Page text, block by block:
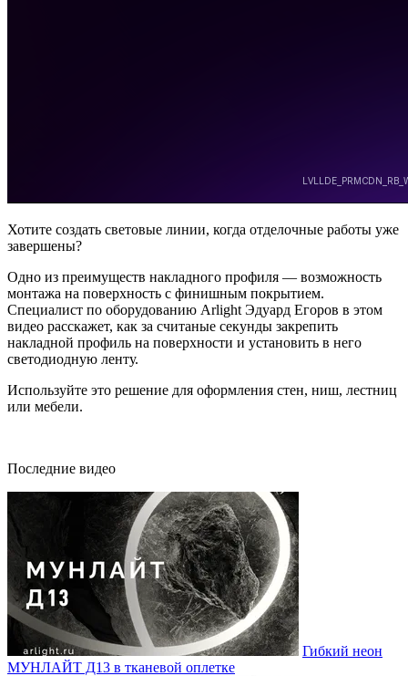
Хотите создать световые линии, когда отделочные работы уже
завершены?
Одно из преимуществ накладного профиля — возможность
монтажа на поверхность с финишным покрытием.
Специалист по оборудованию Arlight Эдуард Егоров в этом
видео расскажет, как за считаные секунды закрепить
накладной профиль на поверхности и установить в него
светодиодную ленту.
Используйте это решение для оформления стен, ниш, лестниц
или мебели.
Последние видео
Гибкий неон
МУНЛАЙТ Д13 в тканевой оплетке